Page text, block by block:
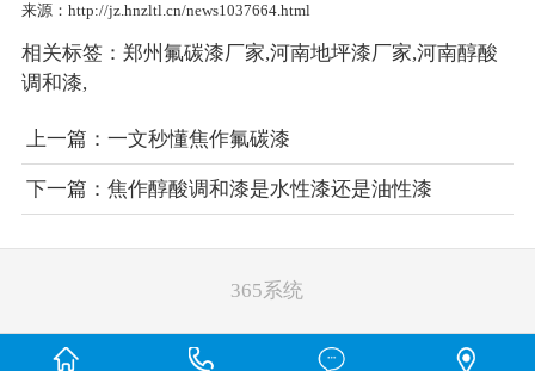
来源：http://jz.hnzltl.cn/news1037664.html
相关标签： 郑州氟碳漆厂家,河南地坪漆厂家,河南醇酸
调和漆,
上一篇： 一文秒懂焦作氟碳漆
下一篇： 焦作醇酸调和漆是水性漆还是油性漆
365系统